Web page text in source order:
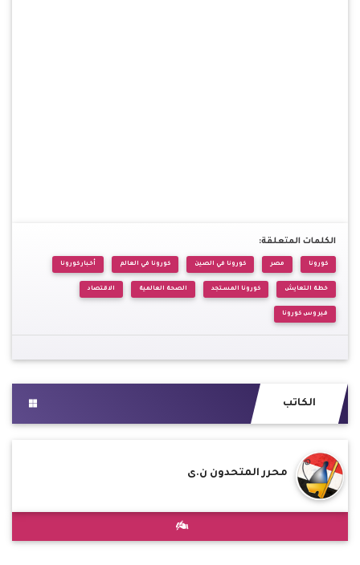
الكلمات المتعلقة:
كورونا مصر كورونا في الصين كورونا في العالم أخبار كورونا
خطة التعايش كورونا المستجد الصحة العالمية الاقتصاد
فيروس كورونا
الكاتب
محرر المتحدون ن.ى